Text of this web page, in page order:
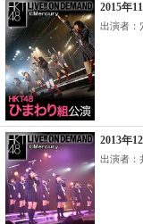
2015年
出演者：
2013年
出演者：